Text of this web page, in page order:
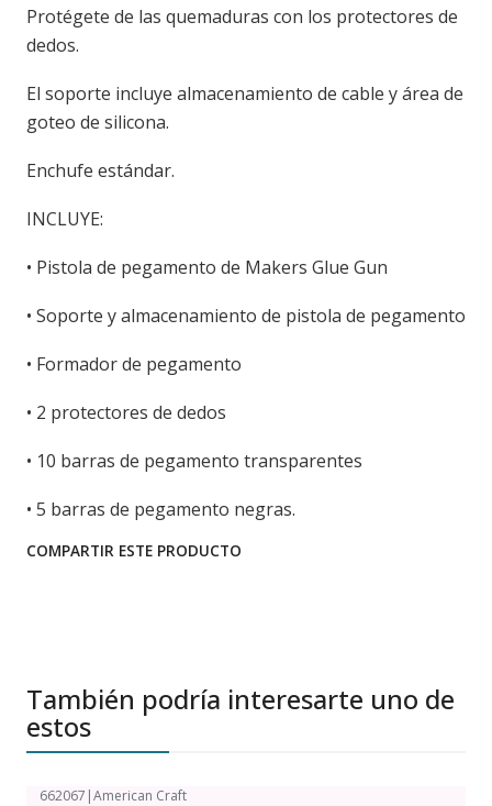
Protégete de las quemaduras con los protectores de
dedos.
El soporte incluye almacenamiento de cable y área de
goteo de silicona.
Enchufe estándar.
INCLUYE:
• Pistola de pegamento de Makers Glue Gun
• Soporte y almacenamiento de pistola de pegamento
• Formador de pegamento
• 2 protectores de dedos
• 10 barras de pegamento transparentes
• 5 barras de pegamento negras.
COMPARTIR ESTE PRODUCTO
También podría interesarte uno de
estos
662067 |American Craft